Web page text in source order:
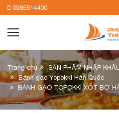
0985514400
Trang chủ
SẢN PHẨM NHẬP
Bánh gạo Yopokki Hàn Quốc
BÁNH GẠO TOPOKKI XỐT BƠ